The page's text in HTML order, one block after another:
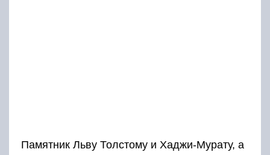
Памятник Льву Толстому и Хаджи-Мурату, а